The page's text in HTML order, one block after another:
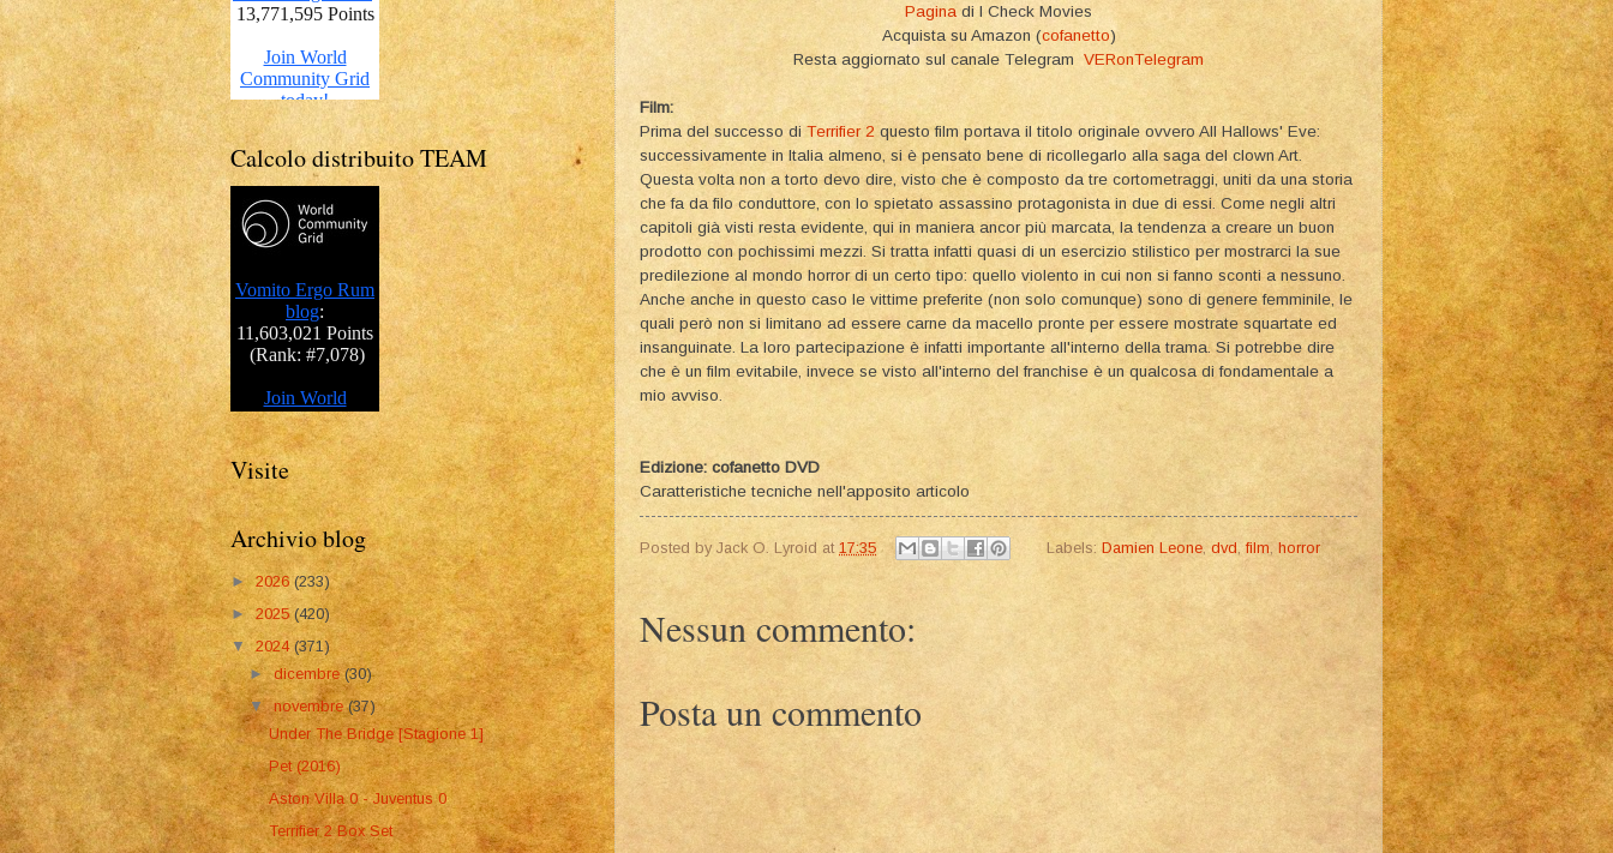
Pagina di I Check Movies
Acquista su Amazon (cofanetto)
Resta aggiornato sul canale Telegram VERonTelegram
Film:
Prima del successo di Terrifier 2 questo film portava il titolo originale ovvero All Hallows' Eve:
successivamente in Italia almeno, si è pensato bene di ricollegarlo alla saga del clown Art.
Questa volta non a torto devo dire, visto che è composto da tre cortometraggi, uniti da una storia
che fa da filo conduttore, con lo spietato assassino protagonista in due di essi. Come negli altri
capitoli già visti resta evidente, qui in maniera ancor più marcata, la tendenza a creare un buon
prodotto con pochissimi mezzi. Si tratta infatti quasi di un esercizio stilistico per mostrarci la sue
predilezione al mondo horror di un certo tipo: quello violento in cui non si fanno sconti a nessuno.
Anche anche in questo caso le vittime preferite (non solo comunque) sono di genere femminile, le
quali però non si limitano ad essere carne da macello pronte per essere mostrate squartate ed
insanguinate. La loro partecipazione è infatti importante all'interno della trama. Si potrebbe dire
che è un film evitabile, invece se visto all'interno del franchise è un qualcosa di fondamentale a
mio avviso.
Edizione: cofanetto DVD
Caratteristiche tecniche nell'apposito articolo
Posted by Jack O. Lyroid at 17:35 Labels: Damien Leone,dvd ,film, horror
Nessun commento:
Posta un commento
Calcolo distribuito TEAM
Visite
Archivio blog
► 2026(233)
►2025(420)
▼2024 (371)
►dicembre(30)
▼novembre(37)
Under The Bridge [Stagione 1]
Pet (2016)
Aston Villa 0 - Juventus 0
Terrifier 2 Box Set